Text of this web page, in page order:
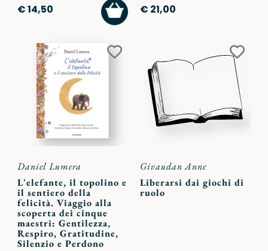
€ 14,50
AGGIUNGI
AL
CARRELLO
€ 21,00
Aggiungi
preferiti
Daniel Lumera
L'elefante, il topolino e
il sentiero della
felicità. Viaggio alla
scoperta dei cinque
maestri: Gentilezza,
Respiro, Gratitudine,
Silenzio e Perdono
ai
Givaudan Anne
Liberarsi dai giochi di
ruolo